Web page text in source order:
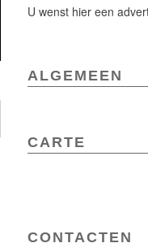
U wenst hier een
ALGEMEEN
CARTE
CONTACTEN